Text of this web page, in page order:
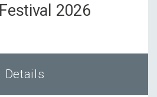
2026
Details